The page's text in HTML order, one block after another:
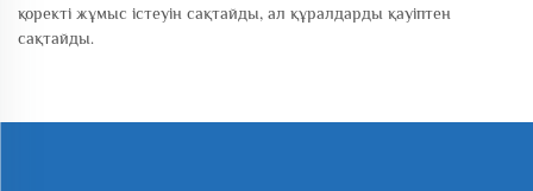
қоректі жұмыс істеуін сақтайды, ал құралдарды қауіптен
сақтайды.